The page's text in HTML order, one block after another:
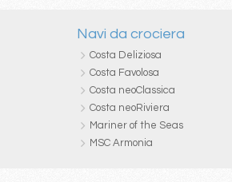
Navi da crociera
Costa Deliziosa
Costa Favolosa
Costa neoClassica
Costa neoRiviera
Mariner of the Seas
MSC Armonia